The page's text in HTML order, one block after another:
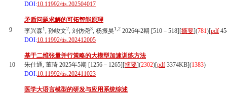
DOI:10.11992/tis.202504017
9
矛盾问题求解的可拓智能原理
李兴森1, 孙峻文2, 刘仿尧3, 杨振昊1,2 2026年2期 [510－518][摘要](781)[pdf
DOI:10.11992/tis.202412005
10
基于二维张量并行策略的大模型加速训练方法
朱仕通, 董琦 2025年5期 [1256－1265][摘要](2302)[pdf 3374KB](1383)
DOI:10.11992/tis.202411023
医学大语言模型的研发与应用系统综述